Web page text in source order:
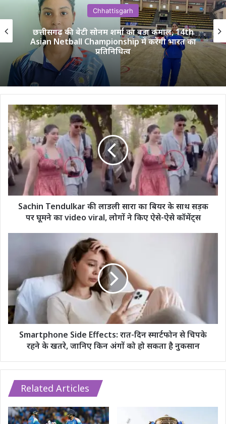
Chhattisgarh
बेटी सोनम शर्मा का बड़ा कमाल, 14th
Championship में करेंगी भारत का
प्रतिनिधित्व
शुभमन गिल
15
Sachin
Tendulkar
की
लाडली
सारा
का
बियर
के
साथ
सड़क
ने
किए
ऐसे-
ऐसे
कॉमेंट्स
Sachin Tendulkar की लाडली सारा का बियर के साथ सड़क
पर घूमने का video viral, लोगों ने किए ऐसे-ऐसे कॉमेंट्स
दिन
स्मार्टफोन
चिपके
रहने
को
हो
सकता
है
Smartphone Side Effects: रात-दिन स्मार्टफोन से चिपके
रहने के खतरे, जानिए किन अंगों को हो सकता है नुकसान
Related Articles